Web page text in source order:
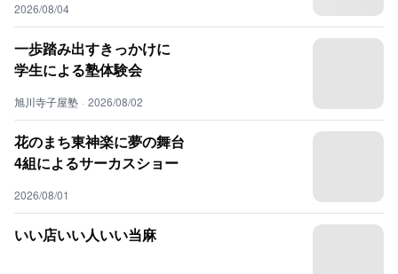
2026/08/04
一歩踏み出すきっかけに
学生による塾体験会
旭川寺子屋塾 · 2026/08/02
花のまち東神楽に夢の舞台
4組によるサーカスショー
2026/08/01
いい店いい人いい当麻